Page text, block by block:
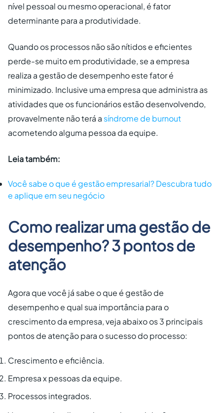
nível pessoal ou mesmo operacional, é fator
determinante para a produtividade.
Quando os processos não são nítidos e eficientes
perde-se muito em produtividade, se a empresa
realiza a gestão de desempenho este fator é
minimizado. Inclusive uma empresa que administra as
atividades que os funcionários estão desenvolvendo,
provavelmente não terá a síndrome de burnout
acometendo alguma pessoa da equipe.
Leia também:
Você sabe o que é gestão empresarial? Descubra tudo
e aplique em seu negócio
Como realizar uma gestão de
desempenho? 3 pontos de
atenção
Agora que você já sabe o que é gestão de
desempenho e qual sua importância para o
crescimento da empresa, veja abaixo os 3 principais
pontos de atenção para o sucesso do processo:
Crescimento e eficiência.
Empresa x pessoas da equipe.
Processos integrados.